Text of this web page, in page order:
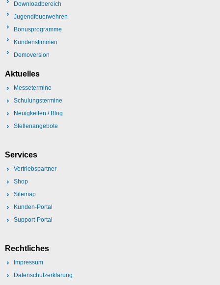
Downloadbereich
Jugendfeuerwehren
Bonusprogramme
Kundenstimmen
Demoversion
Aktuelles
Messetermine
Schulungstermine
Neuigkeiten / Blog
Stellenangebote
Services
Vertriebspartner
Shop
Sitemap
Kunden-Portal
Support-Portal
Rechtliches
Impressum
Datenschutzerklärung